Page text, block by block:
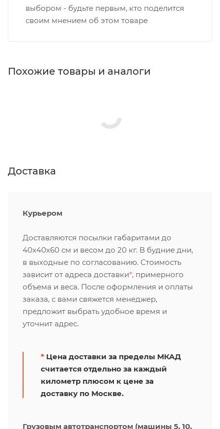
выбором - будьте первым, кто поделится
своим мнением об этом товаре
Похожие товары и аналоги
Доставка
Курьером
Доставляются посылки габаритами до
40х40х60 см и весом до 20 кг. В будние дни,
в выходные по согласованию. Стоимость
зависит от адреса доставки*, примерного
объема и веса. После оформления и оплаты
заказа, с вами свяжется менеджер,
предложит выбрать удобное время и
уточнит адрес.
* Цена доставки за пределы МКАД
считается отдельно за каждый
километр плюсом к цене за
доставку по Москве.
Грузовым автотранспортом (машины 5, 10,